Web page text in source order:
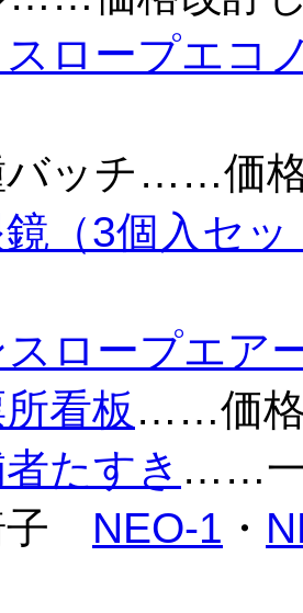
ロープエコ
バッチ……価
（3個入セッ
スロープエア
看板 ……価格
たすき ……一
子 NEO-1 ・